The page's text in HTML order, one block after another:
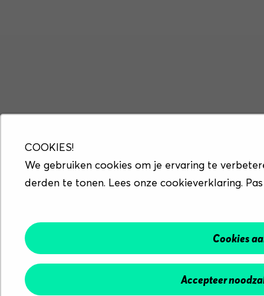
COOKIES!
We gebruiken cookies om je ervaring te
derden te tonen. Lees onze cookieverklaring.
Accepteer
Cookies